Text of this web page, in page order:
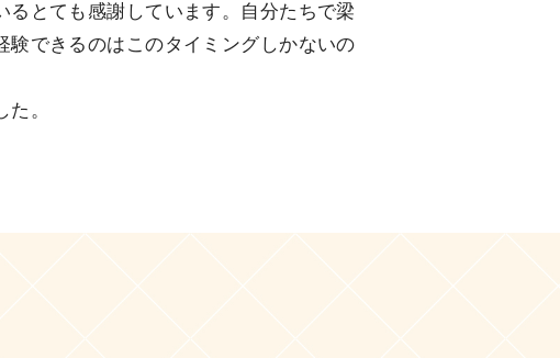
とても感謝しています。自分たちで梁
できるのはこのタイミングしかないの
。